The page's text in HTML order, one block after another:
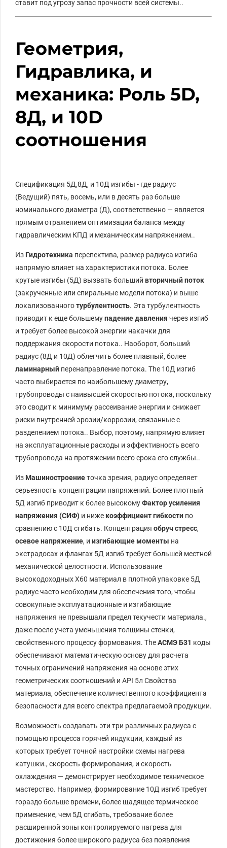
ставит под угрозу запас прочности всей системы..
Геометрия,
Гидравлика, и
механика: Роль 5D,
8Д, и 10D
соотношения
Спецификация 5Д,8Д, и 10Д изгибы - где радиус
(Ведущий) пять, восемь, или в десять раз больше
номинального диаметра (Д), соответственно — является
прямым отражением оптимизации баланса между
гидравлическим КПД и механическим напряжением..
Из Гидротехника перспектива, размер радиуса изгиба
напрямую влияет на характеристики потока. Более
крутые изгибы (5Д) вызвать больший вторичный поток
(закрученные или спиральные модели потока) и выше
локализованноготурбулентность. Эта турбулентность
приводит к еще большемупадение давления через изгиб
и требует более высокой энергии накачки для
поддержания скорости потока.. Наоборот, больший
радиус (8Д и 10Д) облегчить более плавный, более
ламинарный перенаправление потока. The 10Д изгиб
часто выбирается по наибольшему диаметру,
трубопроводы с наивысшей скоростью потока, поскольку
это сводит к минимуму рассеивание энергии и снижает
риски внутренней эрозии/коррозии, связанные с
разделением потока.. Выбор, поэтому, напрямую влияет
на эксплуатационные расходы и эффективность всего
трубопровода на протяжении всего срока его службы..
Из Машиностроениеточка зрения, радиус определяет
серьезность концентрации напряжений. Более плотный
5Д изгиб приводит к более высокомуФактор усиления
напряжения (СИФ) и ниже коэффициент гибкости по
сравнению с 10Д сгибать. Концентрация обруч стресс,
осевое напряжение, и изгибающие моменты на
экстрадосах и флангах 5Д изгиб требует большей местной
механической целостности. Использование
высокодоходныхХ60 материал в плотной упаковке 5Д
радиус часто необходим для обеспечения того, чтобы
совокупные эксплуатационные и изгибающие
напряжения не превышали предел текучести материала.,
даже после учета уменьшения толщины стенки,
свойственного процессу формования. TheАСМЭ Б31 коды
обеспечивают математическую основу для расчета
точных ограничений напряжения на основе этих
геометрических соотношений и API 5л Свойства
материала, обеспечение количественного коэффициента
безопасности для всего спектра предлагаемой продукции.
Возможность создавать эти три различных радиуса с
помощью процесса горячей индукции, каждый из
которых требует точной настройки схемы нагрева
катушки., скорость формирования, и скорость
охлаждения — демонстрирует необходимое техническое
мастерство. Например, формирование 10Д изгиб требует
гораздо больше времени, более щадящее термическое
применение, чем 5Д сгибать, требование более
расширенной зоны контролируемого нагрева для
достижения более широкого радиуса без появления